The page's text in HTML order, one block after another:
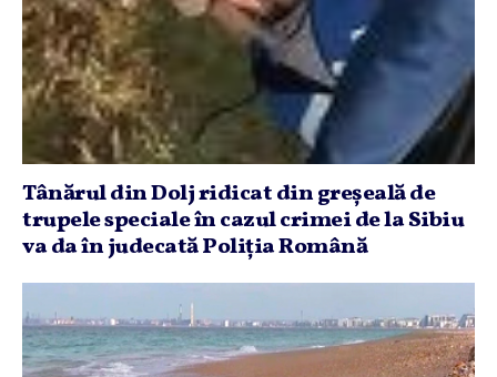
Tânărul din Dolj ridicat din greşeală de
trupele speciale în cazul crimei de la Sibiu
va da în judecată Poliţia Română